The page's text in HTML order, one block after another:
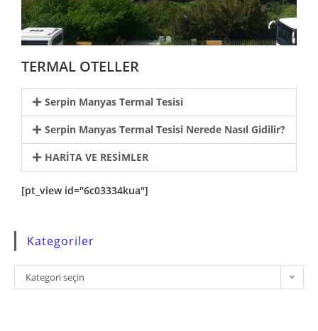
TERMAL OTELLER
Serpin Manyas Termal Tesisi
Serpin Manyas Termal Tesisi Nerede Nasıl Gidilir?
HARİTA VE RESİMLER
[pt_view id="6c03334kua"]
Kategoriler
Kategori seçin